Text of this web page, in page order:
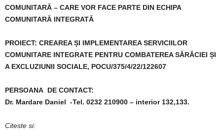
COMUNITARĂ – CARE VOR FACE PARTE DIN ECHIPA
COMUNITARĂ INTEGRATĂ
PROIECT: CREAREA ȘI IMPLEMENTAREA SERVICIILOR
COMUNITARE INTEGRATE PENTRU COMBATEREA SĂRĂCIEI ȘI
A EXCLUZIUNII SOCIALE, POCU/375/4/22/122607
PERSOANA DE CONTACT:
Dr. Mardare Daniel -Tel. 0232 210900 – interior 132,133.
Citeste si: